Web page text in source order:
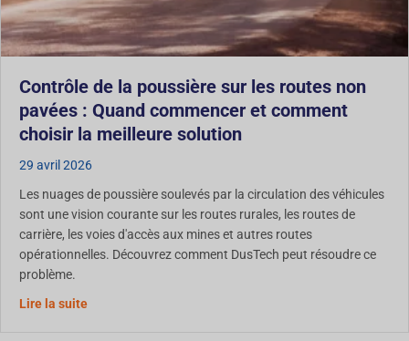
Contrôle de la poussière sur les routes non
pavées : Quand commencer et comment
choisir la meilleure solution
29 avril 2026
Les nuages de poussière soulevés par la circulation des véhicules
sont une vision courante sur les routes rurales, les routes de
carrière, les voies d'accès aux mines et autres routes
opérationnelles. Découvrez comment DusTech peut résoudre ce
problème.
Lire la suiteContrôle de la poussière sur les routes non revêtues :